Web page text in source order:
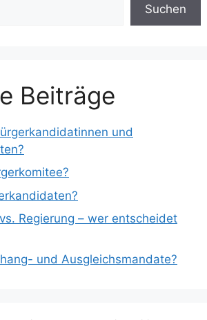
Suchen
Beiträge
und
Regierung – wer entscheidet
und Ausgleichsmandate?